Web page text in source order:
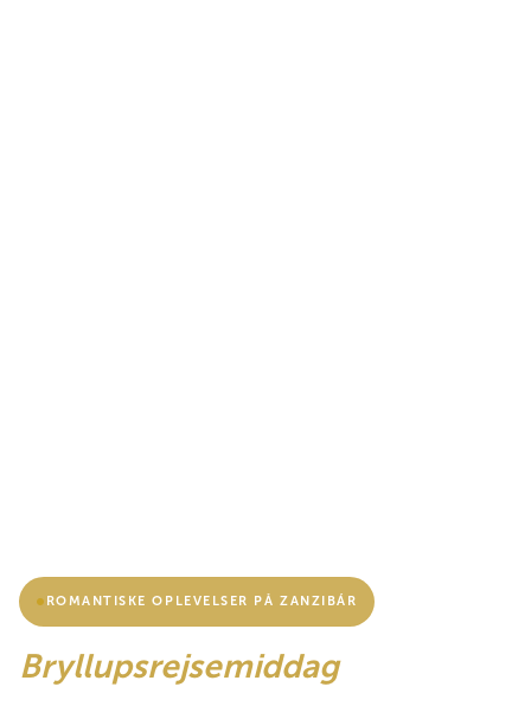
ROMANTISKE OPLEVELSER PÅ ZANZIBÁR
BryllupsrejsemiddagUnder